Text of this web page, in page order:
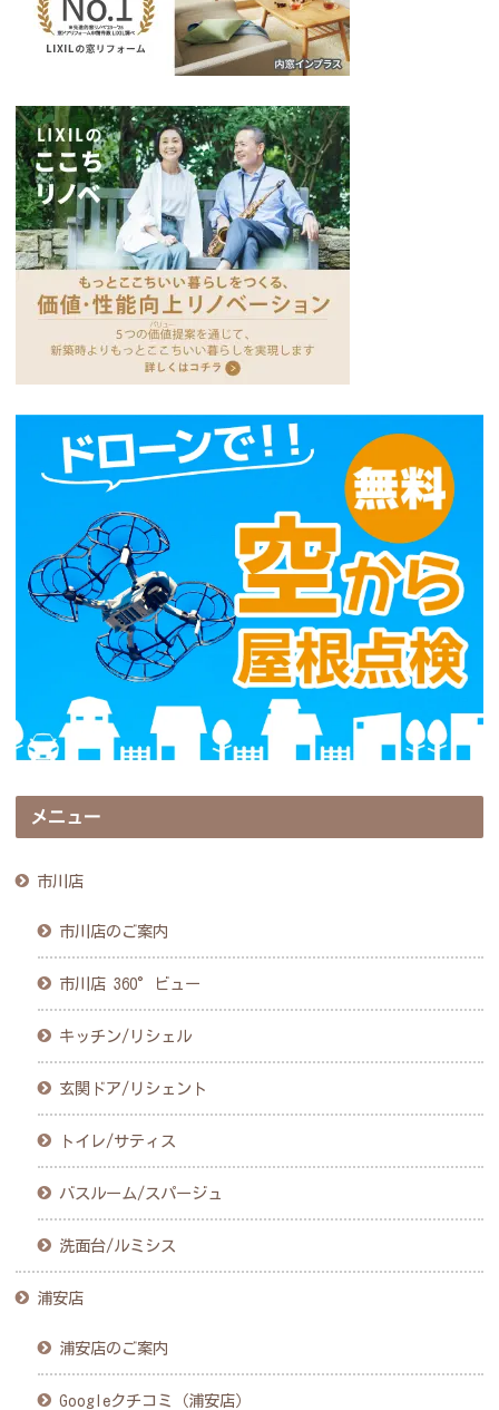
メニュー
市川店
市川店のご案内
市川店 360°ビュー
キッチン/リシェル
玄関ドア/リシェント
トイレ/サティス
バスルーム/スパージュ
洗面台/ルミシス
浦安店
浦安店のご案内
Googleクチコミ（浦安店）